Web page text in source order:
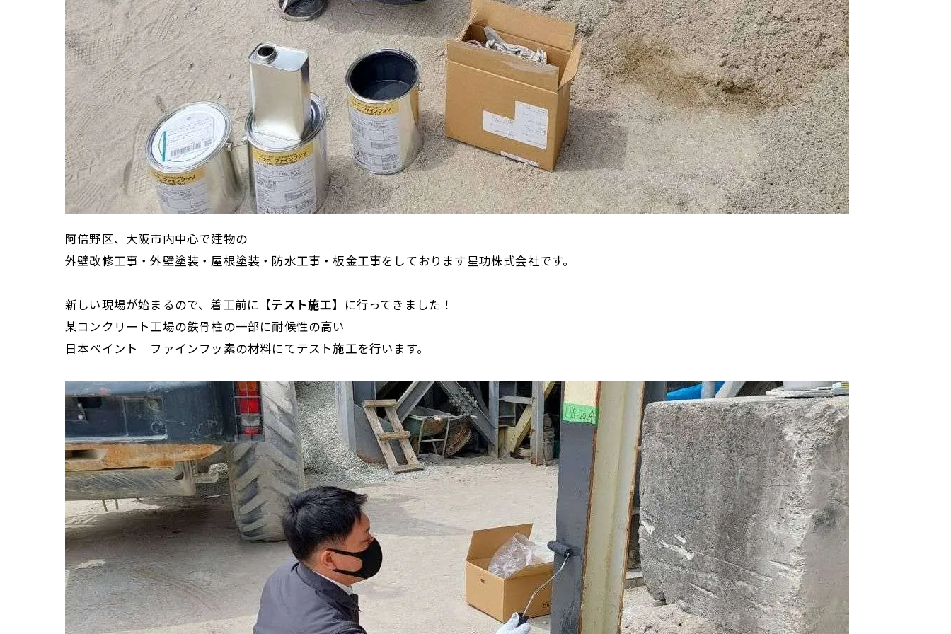
阿倍野区、大阪市内中心で建物の
外壁改修工事・外壁塗装・屋根塗装・防水工事・板金工事をしております星功株式会社です。
新しい現場が始まるので、着工前に【テスト施工】 に行ってきました！
某コンクリート工場の鉄骨柱の一部に耐候性の高い
日本ペイント ファインフッ素の材料にてテスト施工を行います。